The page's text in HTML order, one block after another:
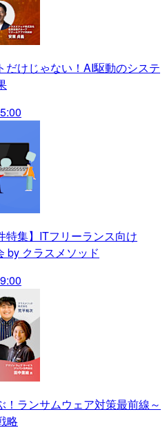
だけじゃない！AI駆動のシステ
特集】ITフリーランス向け
by クラスメソッド
！ランサムウェア対策最前線～
略